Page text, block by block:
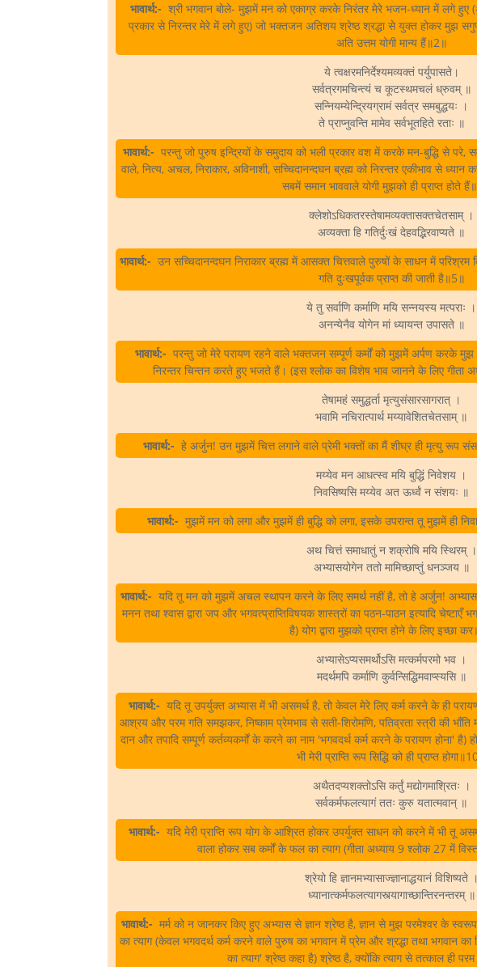
भावार्थ:- श्री भगवान बोले- मुझमें मन को एकाग्र करके निरंतर मेरे भजन-ध्यान में लगे हुए
प्रकार से निरन्तर मेरे में लगे हुए) जो भक्तजन अतिशय श्रेष्ठ श्रद्धा से युक्त होकर मुझ
अति उत्तम योगी मान्य हैं॥2॥
ये त्वक्षरमनिर्देश्यमव्यक्तं पर्युपासते।
सर्वत्रगमचिन्त्यं च कूटस्थमचलं ध्रुवम्‌ ॥
सन्नियम्येन्द्रियग्रामं सर्वत्र समबुद्धयः ।
ते प्राप्नुवन्ति मामेव सर्वभूतहिते रताः ॥
भावार्थ:- परन्तु जो पुरुष इन्द्रियों के समुदाय को भली प्रकार वश में करके मन-बुद्धि से परे,
वाले, नित्य, अचल, निराकार, अविनाशी, सच्चिदानन्दघन ब्रह्म को निरन्तर एकीभाव से
सबमें समान भाववाले योगी मुझको ही प्राप्त होते
क्लेशोऽधिकतरस्तेषामव्यक्तासक्तचेतसाम्‌ ।
अव्यक्ता हि गतिर्दुःखं देहवद्भिरवाप्यते ॥
भावार्थ:- उन सच्चिदानन्दघन निराकार ब्रह्म में आसक्त चित्तवाले पुरुषों के साधन में परिश्रम
गति दुःखपूर्वक प्राप्त की जाती है॥5॥
ये तु सर्वाणि कर्माणि मयि सन्नयस्य मत्पराः ।
अनन्येनैव योगेन मां ध्यायन्त उपासते ॥
भावार्थ:- परन्तु जो मेरे परायण रहने वाले भक्तजन सम्पूर्ण कर्मों को मुझमें अर्पण करके
निरन्तर चिन्तन करते हुए भजते हैं। (इस श्लोक का विशेष भाव जानने के लिए गीता
तेषामहं समुद्धर्ता मृत्युसंसारसागरात्‌ ।
भवामि नचिरात्पार्थ मय्यावेशितचेतसाम्‌ ॥
भावार्थ:- हे अर्जुन! उन मुझमें चित्त लगाने वाले प्रेमी भक्तों का मैं शीघ्र ही मृत्यु रूप
मय्येव मन आधत्स्व मयि बुद्धिं निवेशय ।
निवसिष्यसि मय्येव अत ऊर्ध्वं न संशयः ॥
भावार्थ:- मुझमें मन को लगा और मुझमें ही बुद्धि को लगा, इसके उपरान्त तू मुझमें ही
अथ चित्तं समाधातुं न शक्रोषि मयि स्थिरम्‌ ।
अभ्यासयोगेन ततो मामिच्छाप्तुं धनञ्जय ॥
भावार्थ:- यदि तू मन को मुझमें अचल स्थापन करने के लिए समर्थ नहीं है, तो हे अर्जुन!
मनन तथा श्वास द्वारा जप और भगवत्प्राप्तिविषयक शास्त्रों का पठन-पाठन इत्यादि चेष्टाएँ
है) योग द्वारा मुझको प्राप्त होने के लिए इच्छा
अभ्यासेऽप्यसमर्थोऽसि मत्कर्मपरमो भव ।
मदर्थमपि कर्माणि कुर्वन्सिद्धिमवाप्स्यसि ॥
भावार्थ:- यदि तू उपर्युक्त अभ्यास में भी असमर्थ है, तो केवल मेरे लिए कर्म करने के ही
आश्रय और परम गति समझकर, निष्काम प्रेमभाव से सती-शिरोमणि, पतिव्रता स्त्री की भाँति
दान और तपादि सम्पूर्ण कर्तव्यकर्मों के करने का नाम 'भगवदर्थ कर्म करने के परायण होना' है)
भी मेरी प्राप्ति रूप सिद्धि को ही प्राप्त
अथैतदप्यशक्तोऽसि कर्तुं मद्योगमाश्रितः ।
सर्वकर्मफलत्यागं ततः कुरु यतात्मवान्‌ ॥
भावार्थ:- यदि मेरी प्राप्ति रूप योग के आश्रित होकर उपर्युक्त साधन को करने में भी तू
वाला होकर सब कर्मों के फल का त्याग (गीता अध्याय 9 श्लोक 27 में
श्रेयो हि ज्ञानमभ्यासाज्ज्ञानाद्धयानं विशिष्यते ।
ध्यानात्कर्मफलत्यागस्त्यागाच्छान्तिरनन्तरम्‌ ॥
भावार्थ:- मर्म को न जानकर किए हुए अभ्यास से ज्ञान श्रेष्ठ है, ज्ञान से मुझ परमेश्वर के
का त्याग (केवल भगवदर्थ कर्म करने वाले पुरुष का भगवान में प्रेम और श्रद्धा तथा भगवान का
का त्याग' श्रेष्ठ कहा है) श्रेष्ठ है, क्योंकि त्याग से तत्काल ही